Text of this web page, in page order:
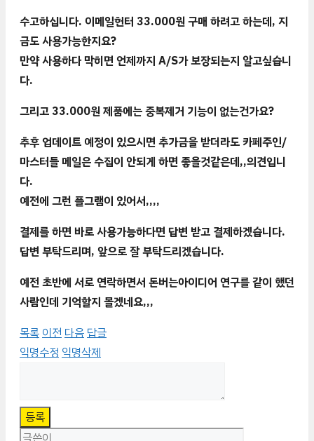
수고하십니다. 이메일헌터 33.000원 구매 하려고 하는데, 지
금도 사용가능한지요?
만약 사용하다 막히면 언제까지 A/S가 보장되는지 알고싶습니
다.
그리고 33.000원 제품에는 중복제거 기능이 없는건가요?
추후 업데이트 예정이 있으시면 추가금을 받더라도 카페주인/
마스터들 메일은 수집이 안되게 하면 좋을것같은데,,의견입니
다.
예전에 그런 플그램이 있어서,,,,
결제를 하면 바로 사용가능하다면 답변 받고 결제하겠습니다.
답변 부탁드리며, 앞으로 잘 부탁드리겠습니다.
예전 초반에 서로 연락하면서 돈버는아이디어 연구를 같이 했던
사람인데 기억할지 몰겠네요,,,
목록 이전 다음 답글
익명수정 익명삭제
등록